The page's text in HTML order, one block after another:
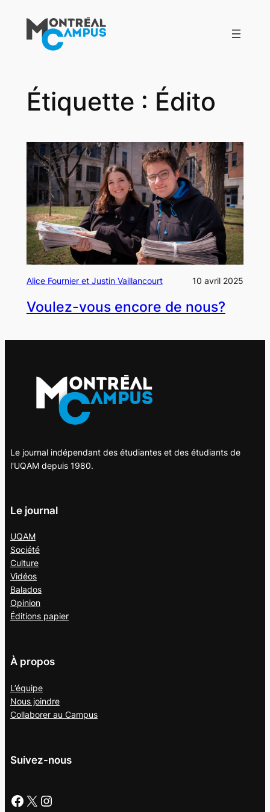
contenu
Étiquette : Édito
Alice Fournier et Justin Vaillancourt 10 avril 2025
Voulez-vous encore de nous?
Le journal indépendant des étudiantes et des étudiants de
l'UQAM depuis 1980.
Le journal
UQAM
Société
Culture
Vidéos
Balados
Opinion
Éditions papier
À propos
L’équipe
Nous joindre
Collaborer au Campus
Suivez-nous
Facebook X Instagram